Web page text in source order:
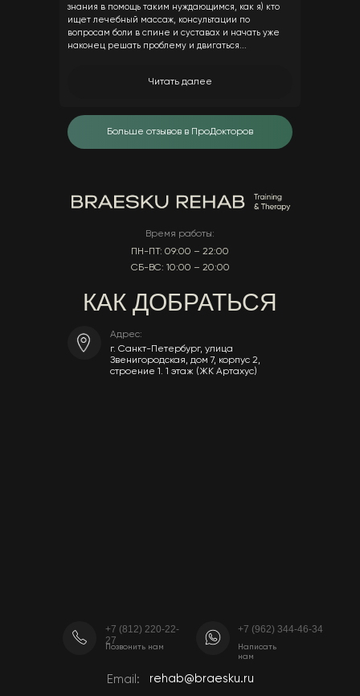
Больше отзывов в ПроДокторов
Читать далее
знания в помощь таким нуждающимся, как я) кто
ищет лечебный массаж, консультации по
вопросам боли в спине и суставах и начать уже
наконец решать проблему и двигаться...
rehab@braesku.ru
Email:
Написать
нам
+7 (962) 344-46-34
Позвонить нам
+7 (812) 220-22-
27
КАК ДОБРАТЬСЯ
Время работы:
ПН-ПТ: 09:00 – 22:00
СБ-ВС: 10:00 – 20:00
Адрес:
г. Санкт-Петербург, улица
Звенигородская, дом 7, корпус 2,
строение 1. 1 этаж (ЖК Артахус)